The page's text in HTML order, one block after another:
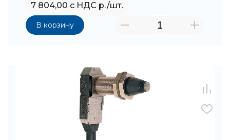
7 804,00 с НДС р./шт.
В корзину